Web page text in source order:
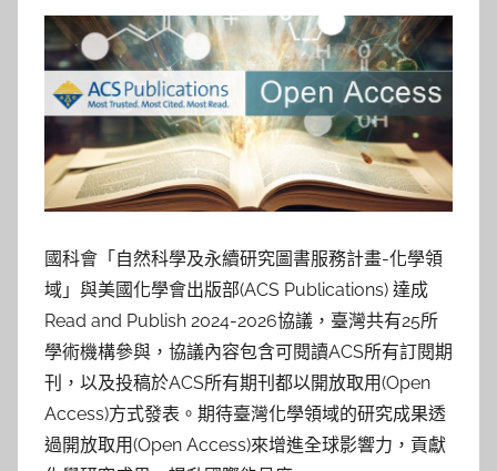
書
館
參
考
服
務
部
落
國科會「自然科學及永續研究圖書服務計畫-化學領
域」與美國化學會出版部(ACS Publications) 達成
Read and Publish 2024-2026協議，臺灣共有25所
學術機構參與，協議內容包含可閱讀ACS所有訂閱期
刊，以及投稿於ACS所有期刊都以開放取用(Open
Access)方式發表。期待臺灣化學領域的研究成果透
過開放取用(Open Access)來增進全球影響力，貢獻